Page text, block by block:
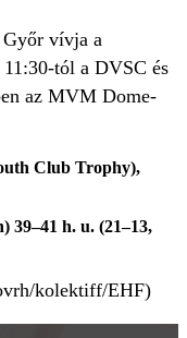
Győr vívja a
tól a DVSC és
az MVM Dome-
Club Trophy),
h. u. (21–13,
kolektiff/EHF)